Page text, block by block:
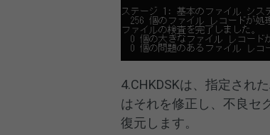
4.CHKDSKは、指定され
はそれを修正し、不良セ
復元します。